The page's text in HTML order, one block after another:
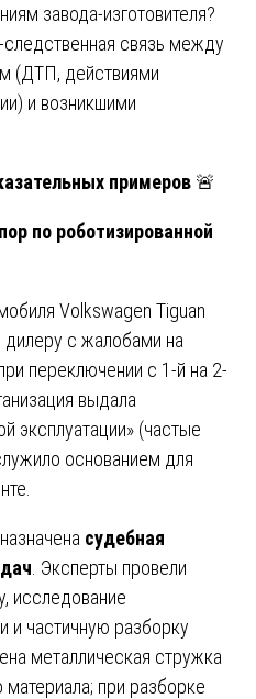
завода-изготовителя?
связь между
(ДТП, действиями
и возникшими
примеров 🚨
по роботизированной
Volkswagen Tiguan
дилеру с жалобами на
переключении с 1-й на 2-
выдала
эксплуатации» (частые
основанием для
судебная
. Эксперты провели
исследование
и частичную разборку
металлическая стружка
при разборке